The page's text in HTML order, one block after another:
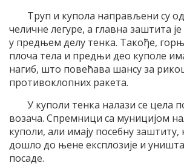
Труп и купола направљени су
челичне легуре, а главна заштита
у предњем делу тенка. Такође,
плоча тела и предњи део куполе
нагиб, што повећава шансу за
противоклопних ракета.
У куполи тенка налази се цела
возача. Спремници са муницијом
куполи, али имају посебну заштиту,
дошло до њене експлозије и
посаде.